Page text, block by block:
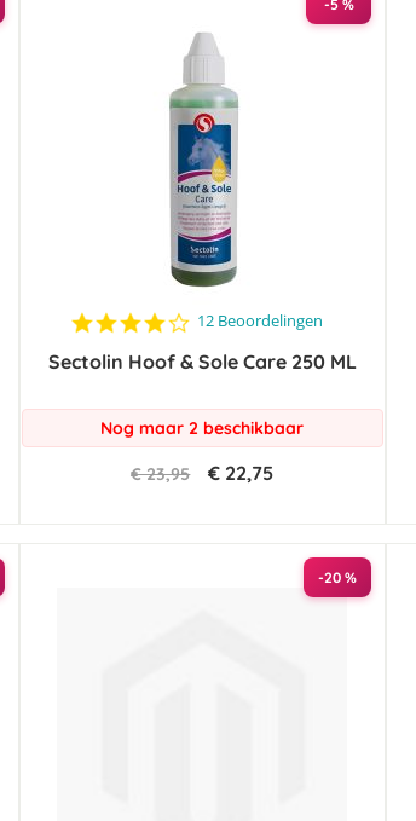
-5 %
4.2
rating
12 Beoordelingen
Sectolin Hoof & Sole Care 250 ML
Nog maar 2 beschikbaar
€ 23,95 € 22,75
-20 %